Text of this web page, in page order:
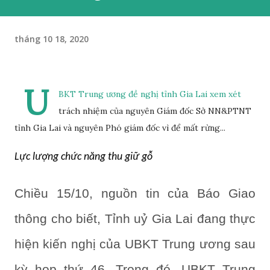
tháng 10 18, 2020
U
BKT Trung ương đề nghị tỉnh Gia Lai xem xét
trách nhiệm của nguyên Giám đốc Sở NN&PTNT
tỉnh Gia Lai và nguyên Phó giám đốc vì để mất rừng...
Lực lượng chức năng thu giữ gỗ
Chiều 15/10, nguồn tin của Báo Giao
thông cho biết, Tỉnh uỷ Gia Lai đang thực
hiện kiến nghị của UBKT Trung ương sau